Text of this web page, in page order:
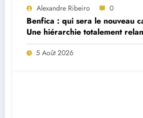
Alexandre Ribeiro 0
Benfica : qui sera le nouveau
Une hiérarchie totalement
deux départs majeurs
5 Août 2026